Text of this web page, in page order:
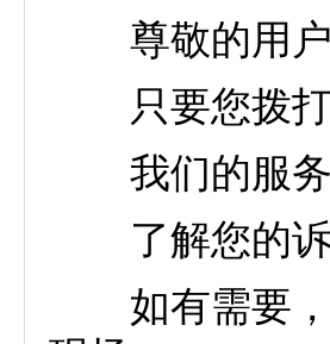
尊敬的用户
只要您拨打
我们的服务
了解您的诉
如有需要，